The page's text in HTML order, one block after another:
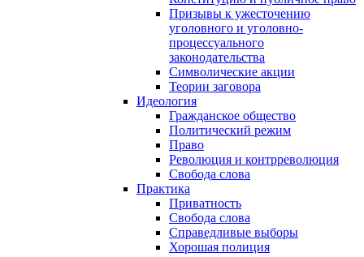
Призывы к ужесточению
уголовного и уголовно-
процессуального
законодательства
Символические акции
Теории заговора
Идеология
Гражданское общество
Политический режим
Право
Революция и контрреволюция
Свобода слова
Практика
Приватность
Свобода слова
Справедливые выборы
Хорошая полиция